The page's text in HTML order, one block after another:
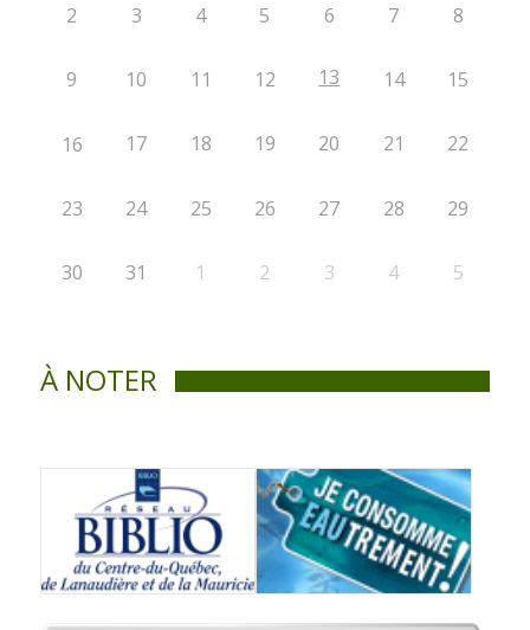
2 3 4 5 6 7 8
9 10 11 12 13 14 15
16 17 18 19 20 21 22
23 24 25 26 27 28 29
30 31 1 2 3 4 5
À NOTER